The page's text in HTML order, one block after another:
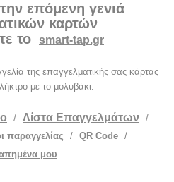
επόμενη γενιά
καρτών
το
smart-tap.gr
της επαγγελματικής σας κάρτας
με το μολυβάκι.
/ Λίστα Επαγγελμάτων
/
παραγγελίας / QR Code /
μου